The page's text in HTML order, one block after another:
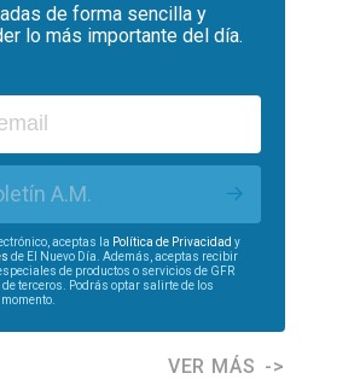
de forma sencilla y
lo más importante del día.
A.M.
aceptas la Política de Privacidad y
de El Nuevo Día. Además, aceptas recibir
de productos o servicios de GFR
terceros. Podrás optar salirte de los
VER MÁS